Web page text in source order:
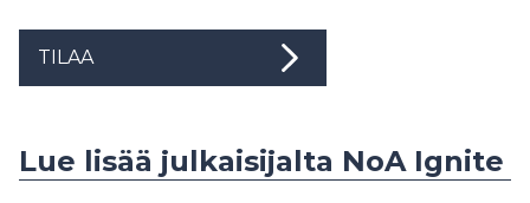
TILAA
Lue lisää julkaisijalta NoA Ignite